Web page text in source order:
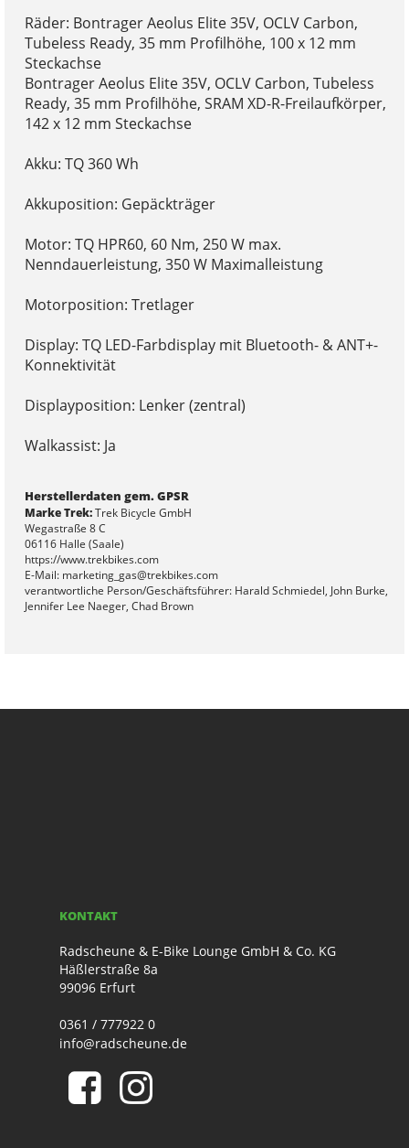
Räder: Bontrager Aeolus Elite 35V, OCLV Carbon,
Tubeless Ready, 35 mm Profilhöhe, 100 x 12 mm
Steckachse
Bontrager Aeolus Elite 35V, OCLV Carbon, Tubeless
Ready, 35 mm Profilhöhe, SRAM XD-R-Freilaufkörper,
142 x 12 mm Steckachse
Akku: TQ 360 Wh
Akkuposition: Gepäckträger
Motor: TQ HPR60, 60 Nm, 250 W max.
Nenndauerleistung, 350 W Maximalleistung
Motorposition: Tretlager
Display: TQ LED-Farbdisplay mit Bluetooth- & ANT+-
Konnektivität
Displayposition: Lenker (zentral)
Walkassist: Ja
Herstellerdaten gem. GPSR
Marke Trek:Trek Bicycle GmbH
Wegastraße 8 C
06116 Halle (Saale)
https://www.trekbikes.com
E-Mail: marketing_gas@trekbikes.com
verantwortliche Person/Geschäftsführer: Harald Schmiedel, John Burke,
Jennifer Lee Naeger, Chad Brown
KONTAKT
Radscheune & E-Bike Lounge GmbH & Co. KG
Häßlerstraße 8a
99096 Erfurt
0361 / 777922 0
info@radscheune.de